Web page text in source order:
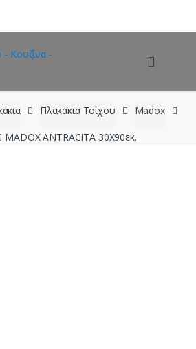
Πλακάκια Τοίχου Madox
MADOX ANTRACITA 30X90εκ.